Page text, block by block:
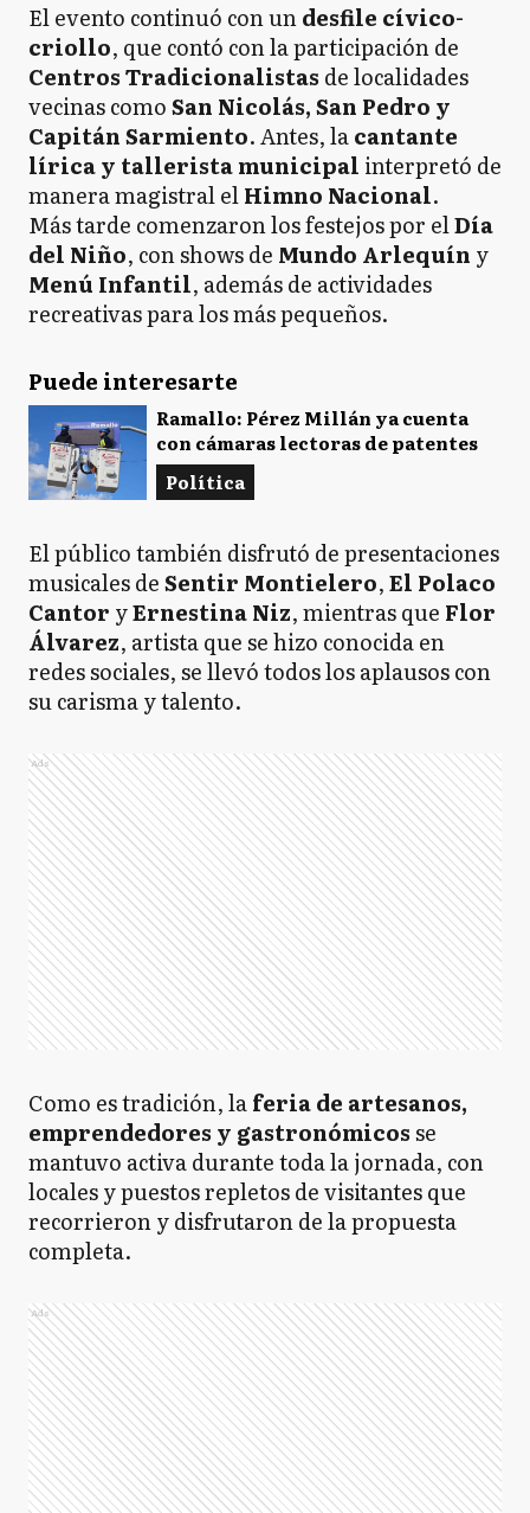
El evento continuó con undesfile cívico-
criollo, que contó con la participación de
Centros Tradicionalistas de localidades
vecinas comoSan Nicolás, San Pedro y
Capitán Sarmiento. Antes, lacantante
lírica y tallerista municipal interpretó de
manera magistral elHimno Nacional.
Más tarde comenzaron los festejos por elDía
del Niño, con shows de Mundo Arlequín y
Menú Infantil, además de actividades
recreativas para los más pequeños.
Puede interesarte
Ramallo: Pérez Millán ya cuenta
con cámaras lectoras de patentes
Política
El público también disfrutó de presentaciones
musicales deSentir Montielero,El Polaco
Cantor yErnestina Niz, mientras que Flor
Álvarez, artista que se hizo conocida en
redes sociales, se llevó todos los aplausos con
su carisma y talento.
Ads
Como es tradición, laferia de artesanos,
emprendedores y gastronómicosse
mantuvo activa durante toda la jornada, con
locales y puestos repletos de visitantes que
recorrieron y disfrutaron de la propuesta
completa.
Ads